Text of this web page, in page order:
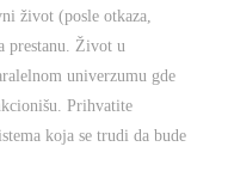
život (posle otkaza,
prestanu. Život u
univerzumu gde
Prihvatite
koja se trudi da bude